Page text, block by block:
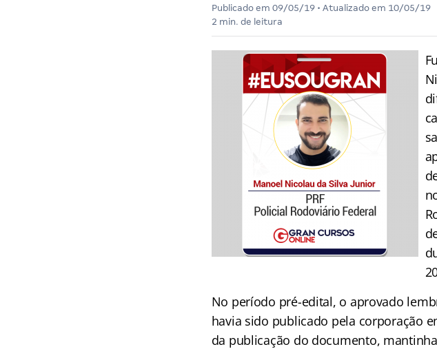
Publicado em 09/05/19• Atualizado em 10/05/19
2 min. de leitura
No período pré-edital, o aprovado
havia sido publicado pela corporação
da publicação do documento,